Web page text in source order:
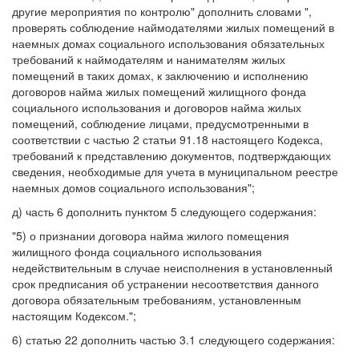
другие мероприятия по контролю" дополнить словами ",
проверять соблюдение наймодателями жилых помещений в
наемных домах социального использования обязательных
требований к наймодателям и нанимателям жилых
помещений в таких домах, к заключению и исполнению
договоров найма жилых помещений жилищного фонда
социального использования и договоров найма жилых
помещений, соблюдение лицами, предусмотренными в
соответствии с частью 2 статьи 91.18 настоящего Кодекса,
требований к представлению документов, подтверждающих
сведения, необходимые для учета в муниципальном реестре
наемных домов социального использования";
д) часть 6 дополнить пунктом 5 следующего содержания:
"5) о признании договора найма жилого помещения
жилищного фонда социального использования
недействительным в случае неисполнения в установленный
срок предписания об устранении несоответствия данного
договора обязательным требованиям, установленным
настоящим Кодексом.";
6) статью 22 дополнить частью 3.1 следующего содержания: